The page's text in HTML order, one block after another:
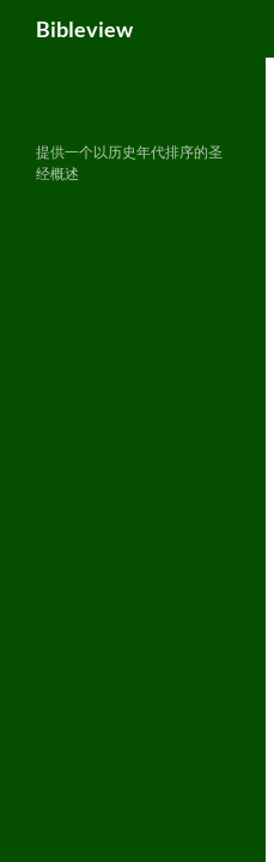
Bibleview
提供一个以历史年代排序的圣
经概述